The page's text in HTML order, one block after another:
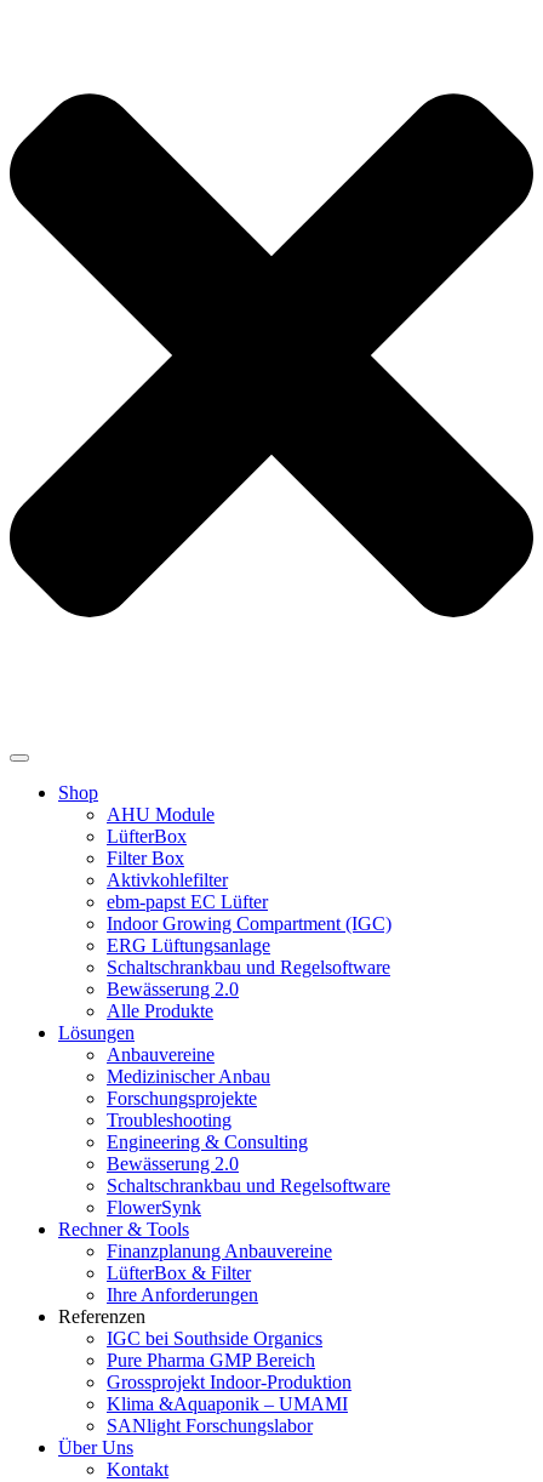
Shop
AHU Module
LüfterBox
Filter Box
Aktivkohlefilter
ebm-papst EC Lüfter
Indoor Growing Compartment (IGC)
ERG Lüftungsanlage
Schaltschrankbau und Regelsoftware
Bewässerung 2.0
Alle Produkte
Lösungen
Anbauvereine
Medizinischer Anbau
Forschungsprojekte
Troubleshooting
Engineering & Consulting
Bewässerung 2.0
Schaltschrankbau und Regelsoftware
FlowerSynk
Rechner & Tools
Finanzplanung Anbauvereine
LüfterBox & Filter
Ihre Anforderungen
Referenzen
IGC bei Southside Organics
Pure Pharma GMP Bereich
Grossprojekt Indoor-Produktion
Klima &Aquaponik – UMAMI
SANlight Forschungslabor
Über Uns
Kontakt